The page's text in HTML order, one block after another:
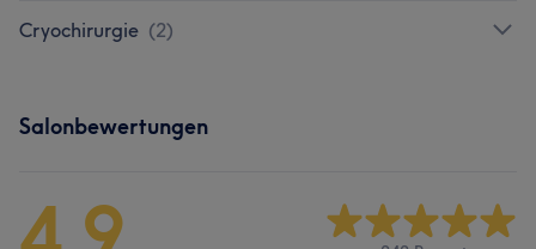
Cryochirurgie (2)
Salonbewertungen